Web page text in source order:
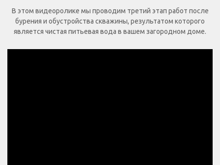
В этом видеоролике мы проводим третий этап работ после
бурения и обустройства скважины, результатом которого
является чистая питьевая вода в вашем загородном доме.